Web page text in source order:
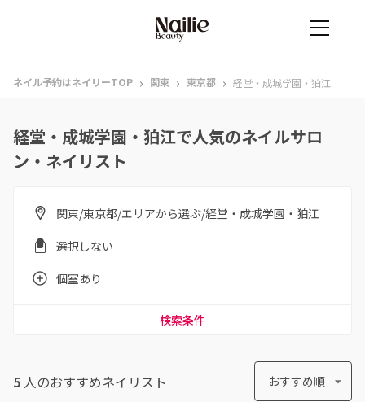
ネイル予約はネイリーTOP › 関東 › 東京都 › 経堂・成城学園・狛江
経堂・成城学園・狛江で人気のネイルサロ
ン・ネイリスト
関東/東京都/エリアから選ぶ/経堂・成城学園・狛江
選択しない
個室あり
検索条件
5 人のおすすめネイリスト おすすめ順